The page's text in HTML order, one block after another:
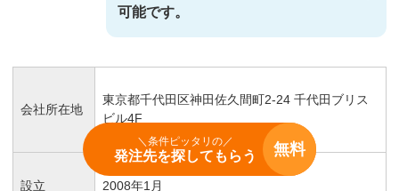
可能です。
会社所在地
東京都千代田区神田佐久間町2-24 千代田ブリス
ビル4F
設立 2008年1月
＼条件ピッタリの／
発注先を探してもらう 無料